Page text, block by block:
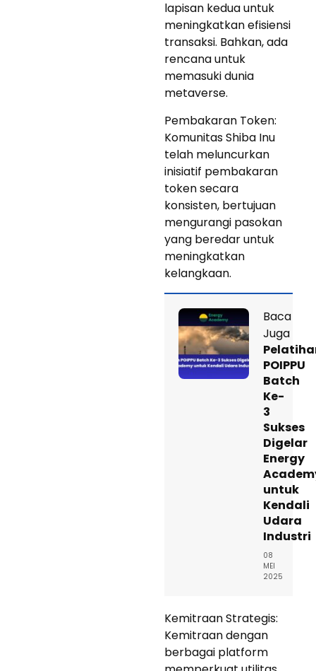
lapisan kedua untuk
meningkatkan efisiensi
transaksi. Bahkan, ada
rencana untuk
memasuki dunia
metaverse.
Pembakaran Token:
Komunitas Shiba Inu
telah meluncurkan
inisiatif pembakaran
token secara
konsisten, bertujuan
mengurangi pasokan
yang beredar untuk
meningkatkan
kelangkaan.
Baca
Juga
POIPPU
Batch
Ke-
3
Sukses
Digelar
Energy
untuk
Kendali
Udara
Industri
08
MEI
2025
Kemitraan Strategis:
Kemitraan dengan
berbagai platform